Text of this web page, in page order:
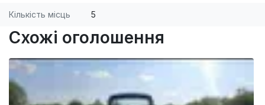
Кількість місць 5
Схожі оголошення